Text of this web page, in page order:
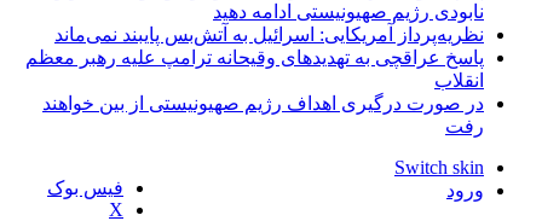
نابودی رژیم صهیونیستی ادامه دهید
نظریه‌پرداز آمریکایی: اسرائیل به آتش‌بس پایبند نمی‌ماند
پاسخ عراقچی به تهدیدهای وقیحانه ترامپ علیه رهبر معظم
انقلاب
در صورت درگیری اهداف رژیم صهیونیستی از بین خواهند
رفت
فیس بوک
X
Switch skin
ورود